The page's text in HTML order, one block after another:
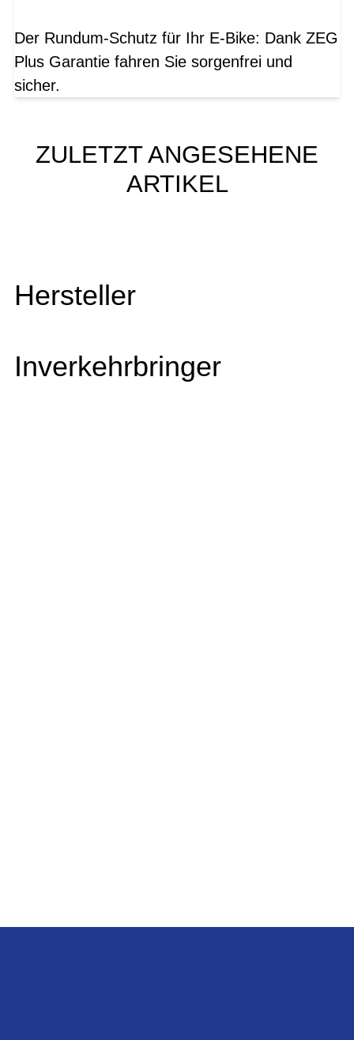
Der Rundum-Schutz für Ihr E-Bike: Dank ZEG
Plus Garantie fahren Sie sorgenfrei und
sicher.
ZULETZT ANGESEHENE
ARTIKEL
Hersteller
Inverkehrbringer